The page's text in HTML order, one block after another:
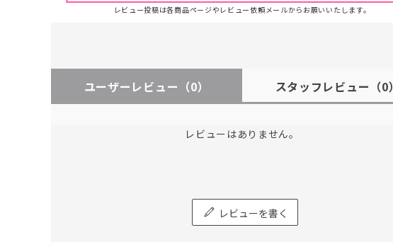
レビュー投稿は各商品ページやレビュー依頼メールからお願いいたします。
ユーザーレビュー （0） スタッフレビュー （0）
レビューはありません。
レビューを書く